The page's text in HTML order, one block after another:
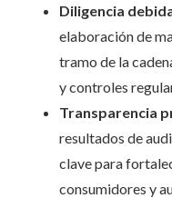
Diligencia
elaboración de
tramo de la
y controles
Transparencia
resultados de
clave para
consumidores y